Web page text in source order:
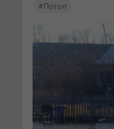
#потоп